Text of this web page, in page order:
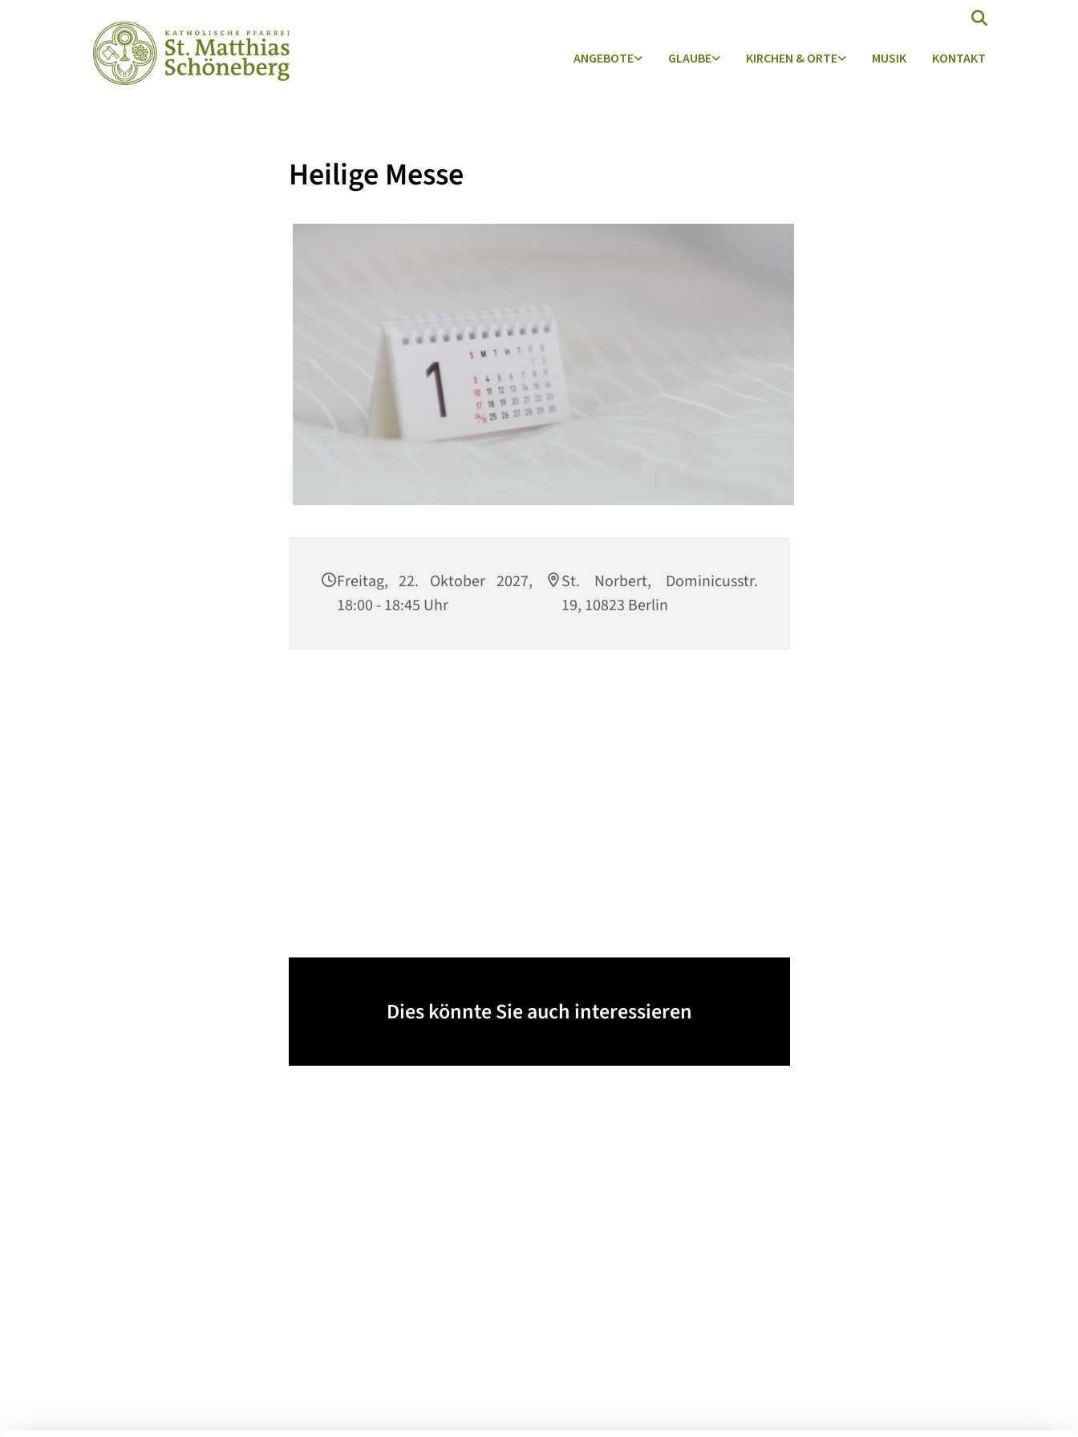
ANGEBOTE GLAUBE KIRCHEN & ORTE MUSIK KONTAKT
Heilige Messe
Freitag, 22. Oktober 2027,
18:00 - 18:45 Uhr
St. Norbert, Dominicusstr.
19, 10823 Berlin
Dies könnte Sie auch interessieren